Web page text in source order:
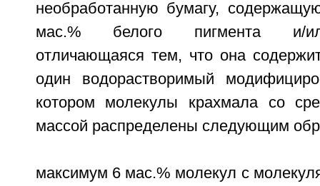
необработанную бумагу,
мас.% белого пигмента и/
отличающаяся тем, что она
один водорастворимый
котором молекулы крахмала со
массой распределены следующим
максимум 6 мас.% молекул с